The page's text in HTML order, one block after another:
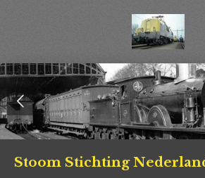
de
hoofdinhoud
Stoom Stichting